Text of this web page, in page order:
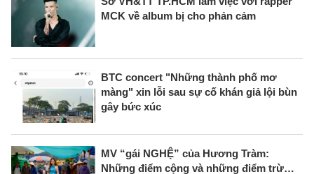
MCK về album bị cho phản cảm
BTC concert "Những thành phố mơ
màng" xin lỗi sau sự cố khán giả lội bùn
gây bức xúc
MV “gái NGHỆ” của Hương Tràm:
Những điểm cộng và những điểm trừ…